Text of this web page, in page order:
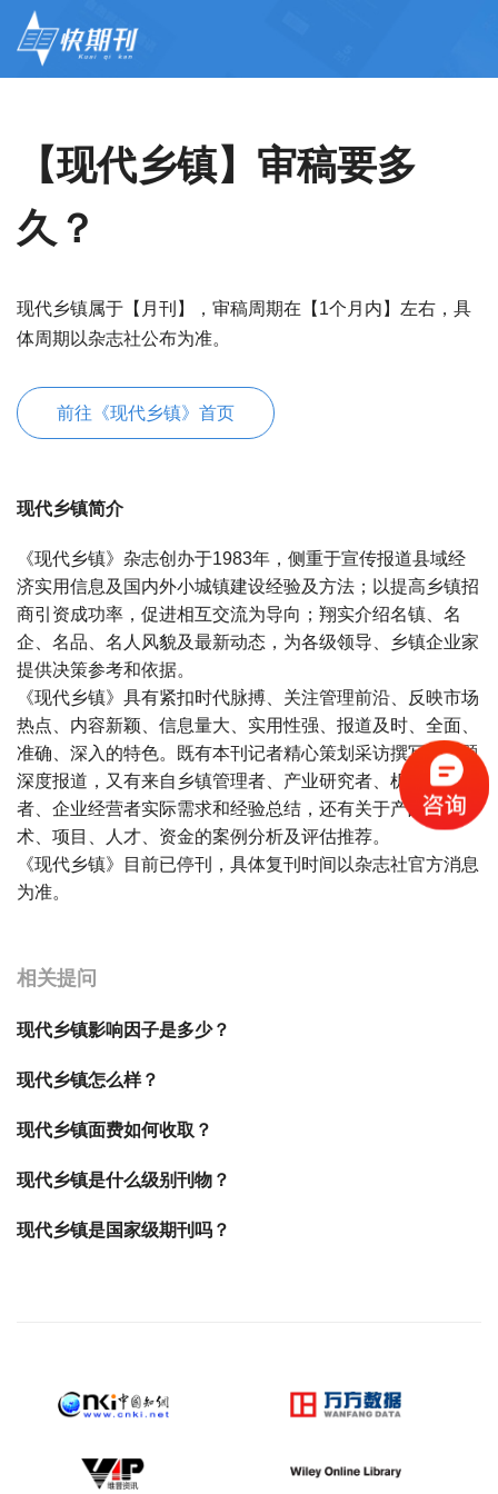
【现代乡镇】审稿要多
久？
现代乡镇属于【月刊】，审稿周期在【1个月内】左右，具
体周期以杂志社公布为准。
前往《现代乡镇》首页
现代乡镇简介
《现代乡镇》杂志创办于1983年，侧重于宣传报道县域经
济实用信息及国内外小城镇建设经验及方法；以提高乡镇招
商引资成功率，促进相互交流为导向；翔实介绍名镇、名
企、名品、名人风貌及最新动态，为各级领导、乡镇企业家
提供决策参考和依据。
《现代乡镇》具有紧扣时代脉搏、关注管理前沿、反映市场
热点、内容新颖、信息量大、实用性强、报道及时、全面、
准确、深入的特色。既有本刊记者精心策划采访撰写的专题
深度报道，又有来自乡镇管理者、产业研究者、机构投资
者、企业经营者实际需求和经验总结，还有关于产品、技
术、项目、人才、资金的案例分析及评估推荐。
《现代乡镇》目前已停刊，具体复刊时间以杂志社官方消息
为准。
相关提问
现代乡镇影响因子是多少？
现代乡镇怎么样？
现代乡镇面费如何收取？
现代乡镇是什么级别刊物？
现代乡镇是国家级期刊吗？